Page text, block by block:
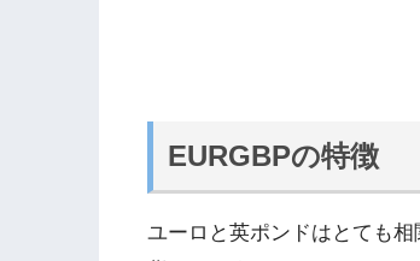
EURGBPの特徴
ユーロと英ポンドはとても